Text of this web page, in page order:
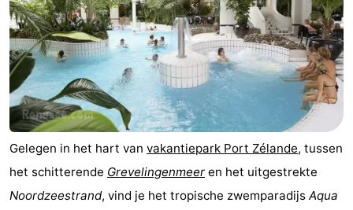
-
Buitenheem
-
De
Oase
-
Duinoord
-
Ginsterveld
-
Gelegen in het hart van vakantiepark Port Zélande, tussen
het schitterende Grevelingenmeer en het uitgestrekte
Noordzeestrand, vind je het tropische zwemparadijs Aqua